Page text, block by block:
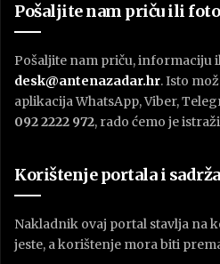
Pošaljite nam priču ili
Pošaljite nam priču, informaciju
desk@antenazadar.hr. Isto
aplikacija WhatsApp, Viber,
092 2222 972, rado ćemo je
Korištenje portala i
Nakladnik ovaj portal stavlja na
jeste, a korištenje mora biti